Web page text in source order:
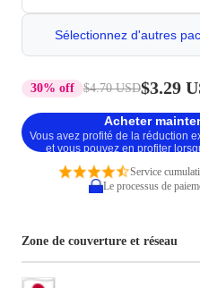
Sélectionnez d'autres
30% off $4.70 USD$3.29
Acheter
Vous avez profité de la réduction
et vous pouvez en profiter
Service
Le processus de
Zone de couverture et réseau